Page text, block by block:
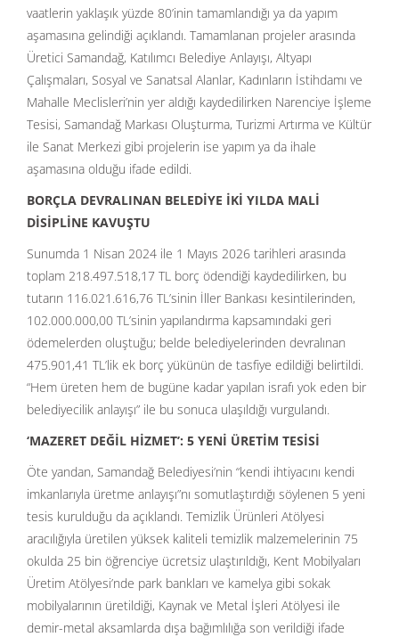
vaatlerin yaklaşık yüzde 80’inin tamamlandığı ya da yapım
aşamasına gelindiği açıklandı. Tamamlanan projeler arasında
Üretici Samandağ, Katılımcı Belediye Anlayışı, Altyapı
Çalışmaları, Sosyal ve Sanatsal Alanlar, Kadınların İstihdamı ve
Mahalle Meclisleri’nin yer aldığı kaydedilirken Narenciye İşleme
Tesisi, Samandağ Markası Oluşturma, Turizmi Artırma ve Kültür
ile Sanat Merkezi gibi projelerin ise yapım ya da ihale
aşamasına olduğu ifade edildi.
BORÇLA DEVRALINAN BELEDİYE İKİ YILDA MALİ
DİSİPLİNE KAVUŞTU
Sunumda 1 Nisan 2024 ile 1 Mayıs 2026 tarihleri arasında
toplam 218.497.518,17 TL borç ödendiği kaydedilirken, bu
tutarın 116.021.616,76 TL’sinin İller Bankası kesintilerinden,
102.000.000,00 TL’sinin yapılandırma kapsamındaki geri
ödemelerden oluştuğu; belde belediyelerinden devralınan
475.901,41 TL’lik ek borç yükünün de tasfiye edildiği belirtildi.
“Hem üreten hem de bugüne kadar yapılan israfı yok eden bir
belediyecilik anlayışı” ile bu sonuca ulaşıldığı vurgulandı.
‘MAZERET DEĞİL HİZMET’: 5 YENİ ÜRETİM TESİSİ
Öte yandan, Samandağ Belediyesi’nin “kendi ihtiyacını kendi
imkanlarıyla üretme anlayışı”nı somutlaştırdığı söylenen 5 yeni
tesis kurulduğu da açıklandı. Temizlik Ürünleri Atölyesi
aracılığıyla üretilen yüksek kaliteli temizlik malzemelerinin 75
okulda 25 bin öğrenciye ücretsiz ulaştırıldığı, Kent Mobilyaları
Üretim Atölyesi’nde park bankları ve kamelya gibi sokak
mobilyalarının üretildiği, Kaynak ve Metal İşleri Atölyesi ile
demir-metal aksamlarda dışa bağımlılığa son verildiği ifade